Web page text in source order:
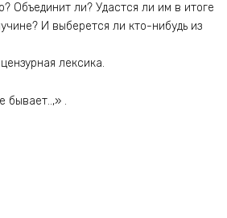
Объединит ли? Удастся ли им в итоге
И выберется ли кто-нибудь из
лексика.
бывает..,» .